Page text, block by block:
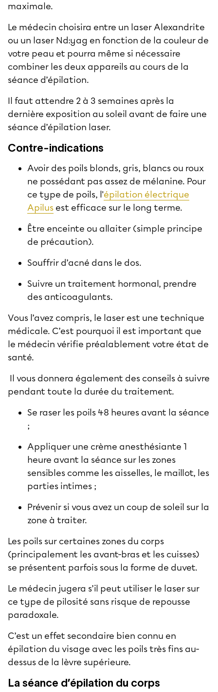
maximale.
Le médecin choisira entre un laser Alexandrite
ou un laser Nd:yag en fonction de la couleur de
votre peau et pourra même si nécessaire
combiner les deux appareils au cours de la
séance d’épilation.
Il faut attendre 2 à 3 semaines après la
dernière exposition au soleil avant de faire une
séance d’épilation laser.
Contre-indications
Avoir des poils blonds, gris, blancs ou roux
ne possédant pas assez de mélanine. Pour
ce type de poils, l'épilation électrique
Apilus est efficace sur le long terme.
Être enceinte ou allaiter (simple principe
de précaution).
Souffrir d’acné dans le dos.
Suivre un traitement hormonal, prendre
des anticoagulants.
Vous l’avez compris, le laser est une technique
médicale. C’est pourquoi il est important que
le médecin vérifie préalablement votre état de
santé.
Il vous donnera également des conseils à suivre
pendant toute la durée du traitement.
Se raser les poils 48 heures avant la séance
;
Appliquer une crème anesthésiante 1
heure avant la séance sur les zones
sensibles comme les aisselles, le maillot, les
parties intimes ;
Prévenir si vous avez un coup de soleil sur la
zone à traiter.
Les poils sur certaines zones du corps
(principalement les avant-bras et les cuisses)
se présentent parfois sous la forme de duvet.
Le médecin jugera s’il peut utiliser le laser sur
ce type de pilosité sans risque de repousse
paradoxale.
C’est un effet secondaire bien connu en
épilation du visage avec les poils très fins au-
dessus de la lèvre supérieure.
La séance d’épilation du corps